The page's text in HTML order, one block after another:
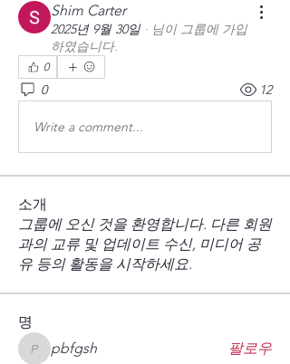
Shim Carter
2025년 9월 30일· 님이 그룹에 가입
하였습니다.
0
0 12
Write a comment...
소개
그룹에 오신 것을 환영합니다. 다른 회원
과의 교류 및 업데이트 수신, 미디어 공
유 등의 활동을 시작하세요.
명
pbfgshpbfgsh 팔로우